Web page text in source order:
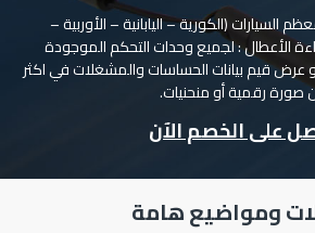
السيارات (الكورية – اليابانية – الأوربية –
الأعطال : لجميع وحدات التحكم الموجودة
عرض قيم بيانات الحساسات والمشغلات في اكثر
صورة رقمية أو منحنيات.
على الخصم الآن
ومواضيع هامة